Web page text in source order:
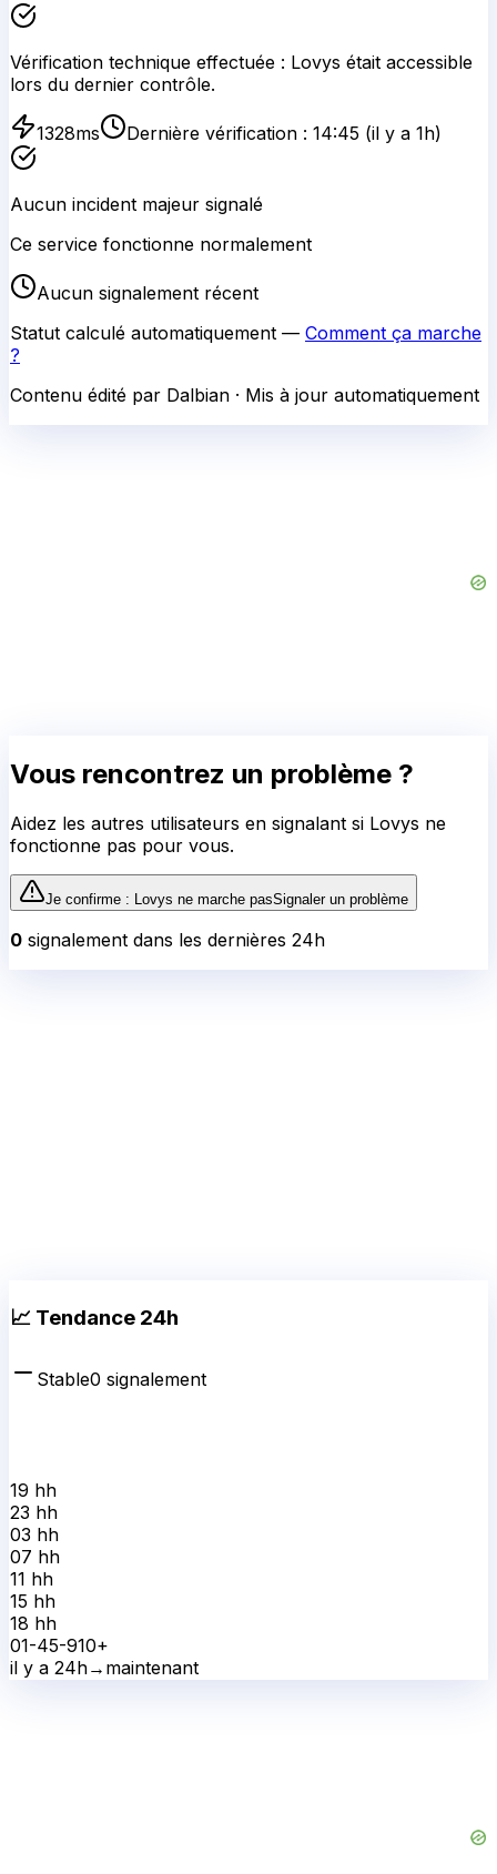
Vérification technique effectuée : Lovys était accessible
lors du dernier contrôle.
1328ms Dernière vérification : 14:45 (il y a 1h)
Aucun incident majeur signalé
Ce service fonctionne normalement
Aucun signalement récent
Statut calculé automatiquement — Comment ça marche
?
Contenu édité par Dalbian · Mis à jour automatiquement
Vous rencontrez un problème ?
Aidez les autres utilisateurs en signalant si Lovys ne
fonctionne pas pour vous.
Je confirme : Lovys ne marche pasSignaler un problème
0 signalement dans les dernières 24h
📈 Tendance 24h
Stable0 signalement
19 hh
23 hh
03 hh
07 hh
11 hh
15 hh
18 hh
01-45-910+
il y a 24h→ maintenant